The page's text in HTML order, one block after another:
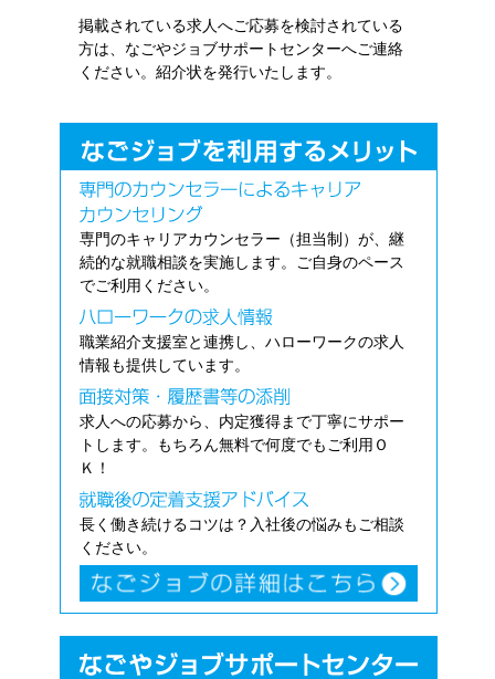
掲載されている求人へご応募を検討されている
方は、なごやジョブサポートセンターへご連絡
ください。紹介状を発行いたします。
専門のキャリアカウンセラー（担当制）が、継
続的な就職相談を実施します。ご自身のペース
でご利用ください。
職業紹介支援室と連携し、ハローワークの求人
情報も提供しています。
求人への応募から、内定獲得まで丁寧にサポー
トします。もちろん無料で何度でもご利用Ｏ
Ｋ！
長く働き続けるコツは？入社後の悩みもご相談
ください。